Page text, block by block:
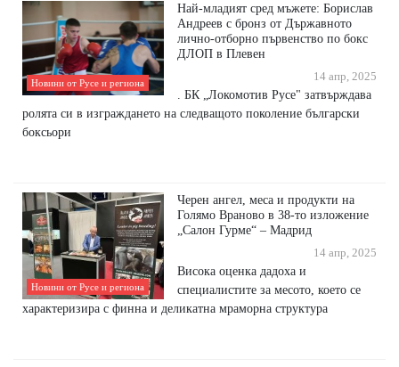
Новини от Русе и региона
Най-младият сред мъжете: Борислав
Андреев с бронз от Държавното
лично-отборно първенство по бокс
ДЛОП в Плевен
14 апр, 2025
. БК „Локомотив Русе" затвърждава
ролята си в изграждането на следващото поколение български
боксьори
Новини от Русе и региона
Черен ангел, меса и продукти на
Голямо Враново в 38-то изложение
„Салон Гурме“ – Мадрид
14 апр, 2025
Висока оценка дадоха и
специалистите за месото, което се
характеризира с финна и деликатна мраморна структура